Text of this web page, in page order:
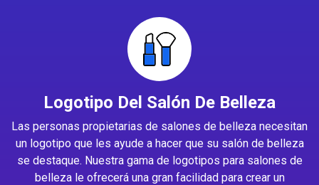
Logotipo Del Salón De Belleza
Las personas propietarias de salones de belleza necesitan
un logotipo que les ayude a hacer que su salón de belleza
se destaque. Nuestra gama de logotipos para salones de
belleza le ofrecerá una gran facilidad para crear un